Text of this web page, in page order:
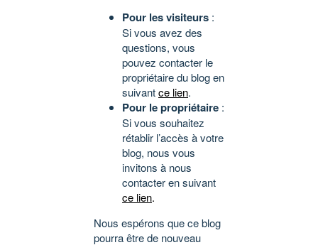
Pour les visiteurs :
Si vous avez des
questions, vous
pouvez contacter le
propriétaire du blog en
suivantce lien.
Pour le propriétaire :
Si vous souhaitez
rétablir l’accès à votre
blog, nous vous
invitons à nous
contacter en suivant
ce lien.
Nous espérons que ce blog
pourra être de nouveau